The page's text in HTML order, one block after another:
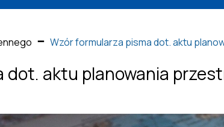
Wzór formularza pisma dot. aktu
dot. aktu planowania